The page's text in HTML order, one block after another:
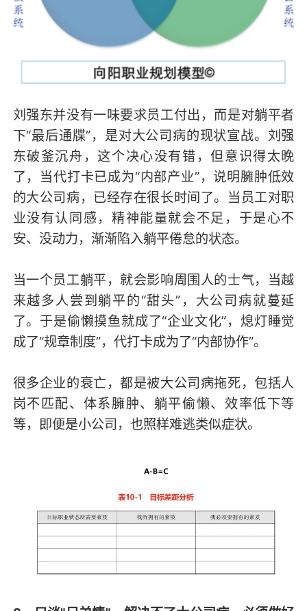
刘强东并没有一味要求员工付出，而是对躺平者
下“最后通牒”，是对大公司病的现状宣战。刘强
东破釜沉舟，这个决心没有错，但意识得太晚
了，当代打卡已成为“内部产业”，说明臃肿低效
的大公司病，已经存在很长时间了。当员工对职
业没有认同感，精神能量就会不足，于是心不
安、没动力，渐渐陷入躺平倦怠的状态。
当一个员工躺平，就会影响周围人的士气，当越
来越多人尝到躺平的“甜头”，大公司病就蔓延
了。于是偷懒摸鱼就成了“企业文化”，熄灯睡觉
成了“规章制度”，代打卡成为了“内部协作”。
很多企业的衰亡，都是被大公司病拖死，包括人
岗不匹配、体系臃肿、躺平偷懒、效率低下等
等，即便是小公司，也照样难逃类似症状。